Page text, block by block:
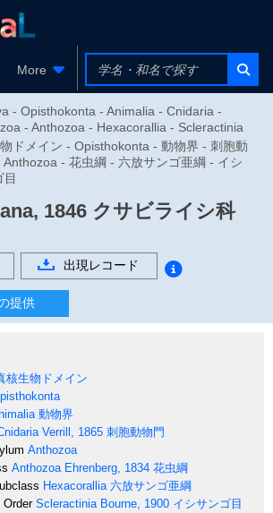
More
- Opisthokonta - Animalia - Cnidaria -
- Anthozoa - Hexacorallia - Scleractinia
ドメイン - Opisthokonta - 動物界 - 刺胞動
Anthozoa - 花虫綱 - 六放サンゴ亜綱 - イシ
目
1846 クサビライシ科
出現レコード
提供
核生物ドメイン
動物界
Verrill, 1865 刺胞動物門
Anthozoa
Anthozoa Ehrenberg, 1834 花虫綱
Hexacorallia 六放サンゴ亜綱
OrderScleractinia Bourne, 1900 イシサンゴ目